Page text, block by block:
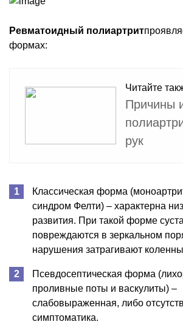
Ревматоидный полиартрит
формах:
Читайте
Причины
рук
Классическая форма
синдром Фелти) – характерна
развития. При такой форме
повреждаются в зеркальном
нарушения затрагивают
Псевдосептическая форма
проливные поты и васкулиты) –
слабовыраженная, либо
симптоматика.